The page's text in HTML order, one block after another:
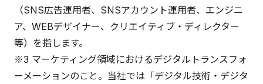
（SNS広告運用者、SNSアカウント運用者、エンジニ
ア、WEBデザイナー、クリエイティブ・ディレクター
等）を指します。
※3 マーケティング領域におけるデジタルトランスフォ
ーメーションのこと。当社では「デジタル技術・デジタ